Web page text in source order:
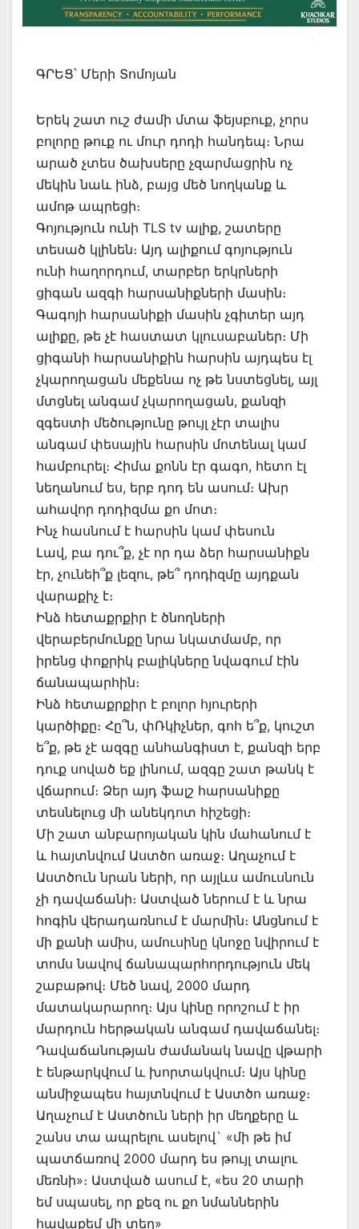
ԳՐԵՑ՝ Մերի Տոմոյան
Երեկ շատ ուշ ժամի մտա ֆեյսբուք, չորս
բոլորը թուք ու մուր դոդի հանդեպ։ Նրա
արած չտես ծախսերը չզարմացրին ոչ
մեկին նաև ինձ, բայց մեծ նողկանք և
ամոթ ապրեցի։
Գոյություն ունի TLS tv ալիք, շատերը
տեսած կլինեն։ Այդ ալիքում գոյություն
ունի հաղորդում, տարբեր երկրների
ցիգան ազգի հարսանիքների մասին։
Գագոյի հարսանիքի մասին չգիտեր այդ
ալիքը, թե չէ հաստատ կլուսաբաներ։ Մի
ցիգանի հարսանիքին հարսին այդպես էլ
չկարողացան մեքենա ոչ թե նստեցնել, այլ
մտցնել անգամ չկարողացան, քանզի
զգեստի մեծությունը թույլ չէր տալիս
անգամ փեսային հարսին մոտենալ կամ
համբուրել։ Հիմա քոնն էր գագո, հետո էլ
նեղանում ես, երբ դոդ են ասում։ Ախր
ահավոր դոդիզմա քո մոտ։
Ինչ հասնում է հարսին կամ փեսուն
Լավ, բա դու՞ք, չէ որ դա ձեր հարսանիքն
էր, չունեի՞ք լեզու, թե՞ դոդիզմը այդքան
վարաքիչ է։
Ինձ հետաքրքիր է ծնողների
վերաբերմունքը նրա նկատմամբ, որ
իրենց փոքրիկ բալիկները նվագում էին
ճանապարհին։
Ինձ հետաքրքիր է բոլոր հյուրերի
կարծիքը։ Հը՞ն, փՌկիչներ, գոհ ե՞ք, կուշտ
ե՞ք, թե չէ ազգը անհանգիստ է, քանզի երբ
դուք սոված եք լինում, ազգը շատ թանկ է
վճարում։ Ձեր այդ ֆալշ հարսանիքը
տեսնելուց մի անեկդոտ հիշեցի։
Մի շատ անբարոյական կին մահանում է
և հայտնվում Աստծո առաջ։ Աղաչում է
Աստծուն նրան ների, որ այլևս ամուսնուն
չի դավաճանի։ Աստված ներում է և նրա
հոգին վերադառնում է մարմին։ Անցնում է
մի քանի ամիս, ամուսինը կնոջը նվիրում է
տոմս նավով ճանապարհորդություն մեկ
շաբաթով։ Մեծ նավ, 2000 մարդ
մատակարարող։ Այս կինը որոշում է իր
մարդուն հերթական անգամ դավաճանել։
Դավաճանության ժամանակ նավը վթարի
է ենթարկվում և խորտակվում։ Այս կինը
անմիջապես հայտնվում է Աստծո առաջ։
Աղաչում է Աստծուն ների իր մեղքերը և
շանս տա ապրելու ասելով` «մի թե իմ
պատճառով 2000 մարդ ես թույլ տալու
մեռնի»։ Աստված ասում է, «ես 20 տարի
եմ սպասել, որ քեզ ու քո նմաններին
հավաքեմ մի տեղ»